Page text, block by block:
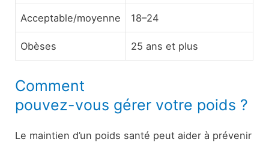
Acceptable/moyenne 18–24
Obèses 25 ans et plus
Comment
pouvez-vous gérer votre poids ?
Le maintien d’un poids santé peut aider à prévenir